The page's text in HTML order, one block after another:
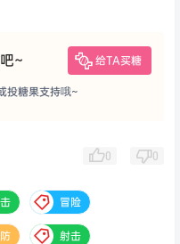
~ 给TA买糖
投糖果支持哦~
0 0
冒险
射击